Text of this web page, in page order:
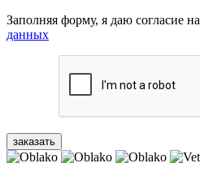
Заполняя форму, я даю согласие на
данных